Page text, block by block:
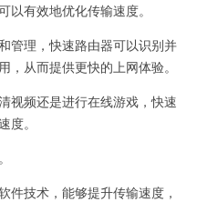
有效地优化传输速度。
理，快速路由器可以识别并
，从而提供更快的上网体验。
频还是进行在线游戏，快速
度。
技术，能够提升传输速度，